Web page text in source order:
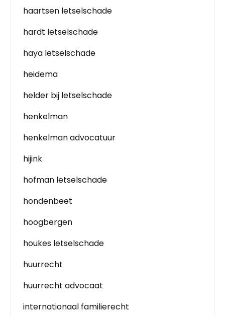
haartsen letselschade
hardt letselschade
haya letselschade
heidema
helder bij letselschade
henkelman
henkelman advocatuur
hijink
hofman letselschade
hondenbeet
hoogbergen
houkes letselschade
huurrecht
huurrecht advocaat
internationaal familierecht